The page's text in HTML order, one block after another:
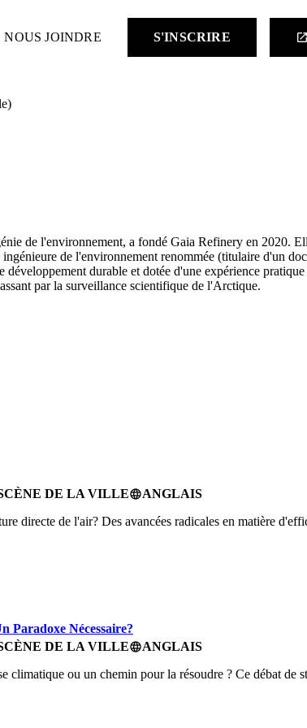
NOUS JOINDRE S'INSCRIRE launch
de l'environnement, a fondé Gaia Refinery en 2020.
de l'environnement renommée (titulaire d'un
durable et dotée d'une expérience
par la surveillance scientifique de l'Arctique.
DE LA VILLElanguageANGLAIS
directe de l'air? Des avancées radicales en matière
Paradoxe Nécessaire?
DE LA VILLElanguageANGLAIS
climatique ou un chemin pour la résoudre ? Ce débat de